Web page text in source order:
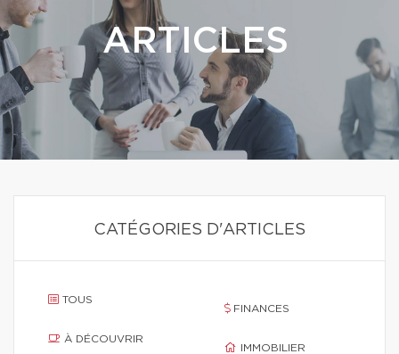
ARTICLES
CATÉGORIES D'ARTICLES
TOUS
À DÉCOUVRIR
FINANCES
IMMOBILIER